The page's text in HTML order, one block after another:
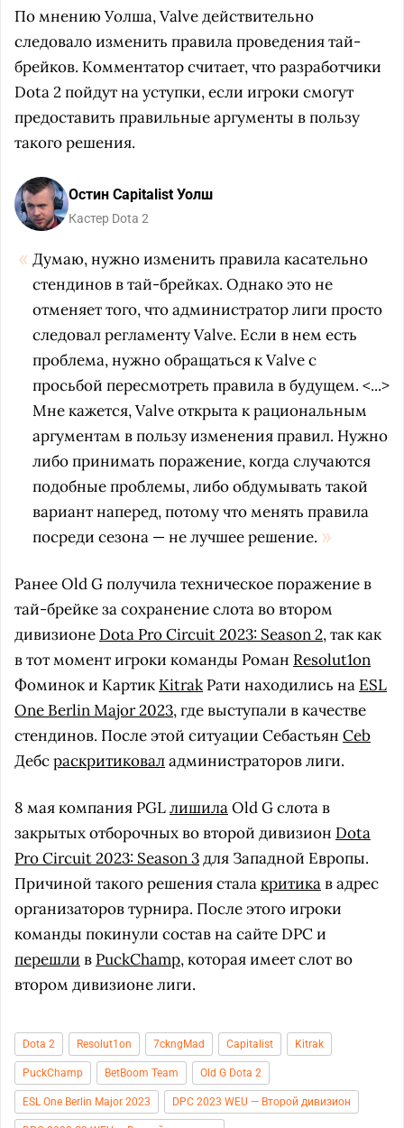
По мнению Уолша, Valve действительно
следовало изменить правила проведения тай-
брейков. Комментатор считает, что разработчики
Dota 2 пойдут на уступки, если игроки смогут
предоставить правильные аргументы в пользу
такого решения.
Остин Capitalist Уолш
Кастер Dota 2
Думаю, нужно изменить правила касательно
стендинов в тай-брейках. Однако это не
отменяет того, что администратор лиги просто
следовал регламенту Valve. Если в нем есть
проблема, нужно обращаться к Valve с
просьбой пересмотреть правила в будущем. <...>
Мне кажется, Valve открыта к рациональным
аргументам в пользу изменения правил. Нужно
либо принимать поражение, когда случаются
подобные проблемы, либо обдумывать такой
вариант наперед, потому что менять правила
посреди сезона — не лучшее решение.
Ранее Old G получила техническое поражение в
тай-брейке за сохранение слота во втором
дивизионе Dota Pro Circuit 2023: Season 2, так как
в тот момент игроки команды Роман Resolut1on
Фоминок и Картик Kitrak Рати находились на ESL
One Berlin Major 2023, где выступали в качестве
стендинов. После этой ситуации Себастьян Ceb
Дебсраскритиковаладминистраторов лиги.
8 мая компания PGLлишилаOld G слота в
закрытых отборочных во второй дивизион Dota
Pro Circuit 2023: Season 3для Западной Европы.
Причиной такого решения сталакритикав адрес
организаторов турнира. После этого игроки
команды покинули состав на сайте DPC и
перешли в PuckChamp, которая имеет слот во
втором дивизионе лиги.
Dota 2 Resolut1on 7ckngMad Capitalist Kitrak
PuckChamp BetBoom Team Old G Dota 2
ESL One Berlin Major 2023 DPC 2023 WEU — Второй дивизион